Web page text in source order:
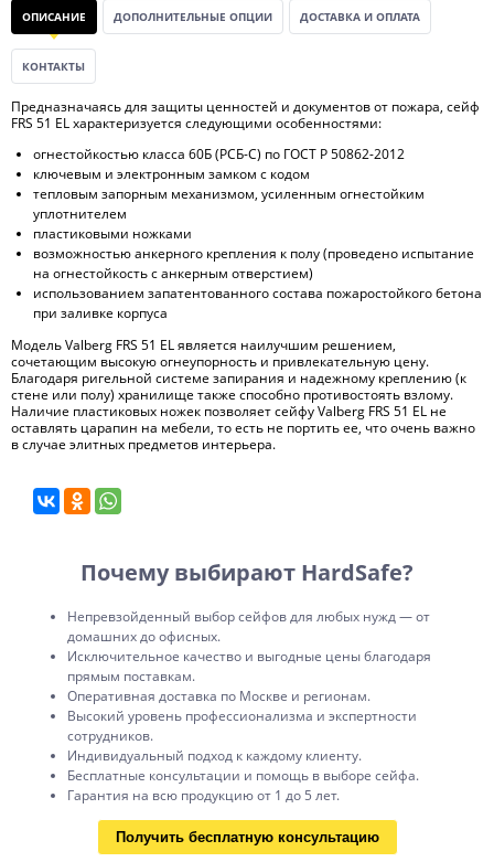
ОПИСАНИЕ ДОПОЛНИТЕЛЬНЫЕ ОПЦИИ ДОСТАВКА И ОПЛАТА
КОНТАКТЫ
Предназначаясь для защиты ценностей и документов от пожара, сейф
FRS 51 EL характеризуется следующими особенностями:
огнестойкостью класса 60Б (РСБ-С) по ГОСТ Р 50862-2012
ключевым и электронным замком с кодом
тепловым запорным механизмом, усиленным огнестойким
уплотнителем
пластиковыми ножками
возможностью анкерного крепления к полу (проведено испытание
на огнестойкость с анкерным отверстием)
использованием запатентованного состава пожаростойкого бетона
при заливке корпуса
Модель Valberg FRS 51 EL является наилучшим решением,
сочетающим высокую огнеупорность и привлекательную цену.
Благодаря ригельной системе запирания и надежному креплению (к
стене или полу) хранилище также способно противостоять взлому.
Наличие пластиковых ножек позволяет сейфу Valberg FRS 51 EL не
оставлять царапин на мебели, то есть не портить ее, что очень важно
в случае элитных предметов интерьера.
Почему выбирают HardSafe?
Непревзойденный выбор сейфов для любых нужд — от
домашних до офисных.
Исключительное качество и выгодные цены благодаря
прямым поставкам.
Оперативная доставка по Москве и регионам.
Высокий уровень профессионализма и экспертности
сотрудников.
Индивидуальный подход к каждому клиенту.
Бесплатные консультации и помощь в выборе сейфа.
Гарантия на всю продукцию от 1 до 5 лет.
Получить бесплатную консультацию